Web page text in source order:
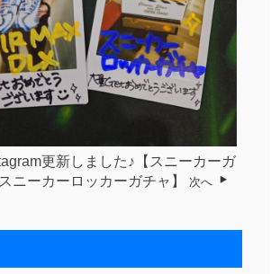
更新しました♪【スニーカーガ
ニーカーロッカーガチャ】
次へ